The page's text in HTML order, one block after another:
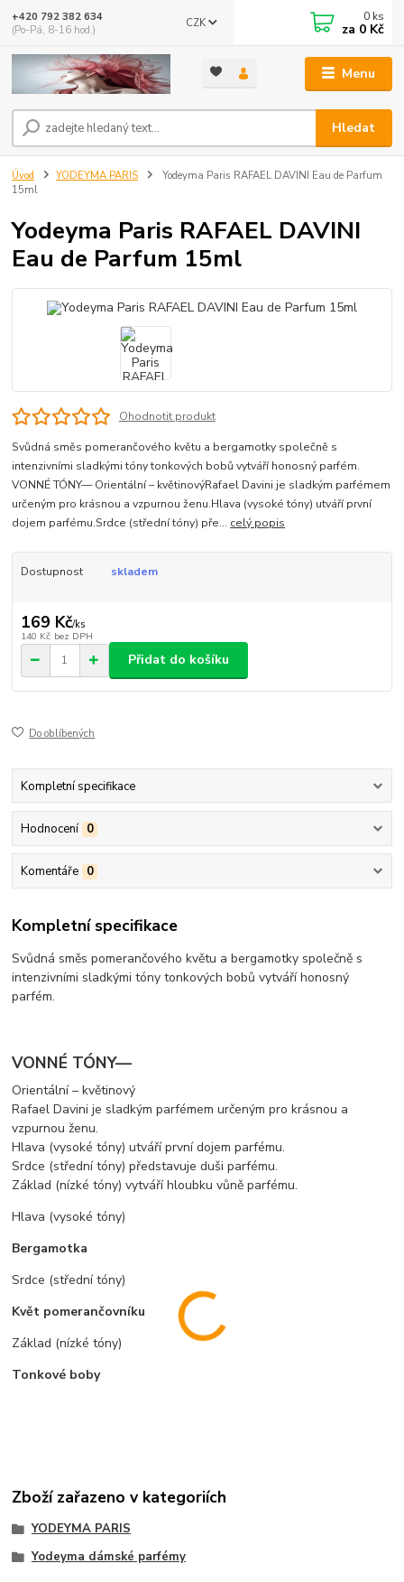
Menu
CZK
Hledat
+420 792 382 634
(Po-Pá, 8-16 hod.)
0 ks
za 0 Kč
Úvod YODEYMA PARIS
Yodeyma Paris RAFAEL DAVINI Eau de Parfum
15ml
Yodeyma Paris RAFAEL DAVINI
Eau de Parfum 15ml
Ohodnotit produkt
Svůdná směs pomerančového květu a bergamotky společně s
intenzivními sladkými tóny tonkových bobů vytváří honosný parfém.
VONNÉ TÓNY— Orientální – květinovýRafael Davini je sladkým parfémem
určeným pro krásnou a vzpurnou ženu.Hlava (vysoké tóny) utváří první
dojem parfému.Srdce (střední tóny) pře... celý popis
Dostupnost skladem
169 Kč/ks
140 Kč bez DPH
Přidat do košíku
Do oblíbených
Kompletní specifikace
Hodnocení 0
Komentáře 0
Kompletní specifikace
Svůdná směs pomerančového květu a bergamotky společně s
intenzivními sladkými tóny tonkových bobů vytváří honosný
parfém.
VONNÉ TÓNY—
Orientální – květinový
Rafael Davini je sladkým parfémem určeným pro krásnou a
vzpurnou ženu.
Hlava (vysoké tóny) utváří první dojem parfému.
Srdce (střední tóny) představuje duši parfému.
Základ (nízké tóny) vytváří hloubku vůně parfému.
Hlava (vysoké tóny)
Bergamotka
Srdce (střední tóny)
Květ pomerančovníku
Základ (nízké tóny)
Tonkové boby
Zboží zařazeno v kategoriích
YODEYMA PARIS
Yodeyma dámské parfémy